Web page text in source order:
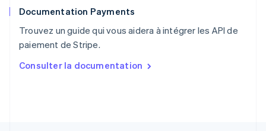
Documentation Payments
Trouvez un guide qui vous aidera à intégrer les API de
paiement de Stripe.
Consulter la documentation
Royaume-Uni
Singapour
English 简体中文
English